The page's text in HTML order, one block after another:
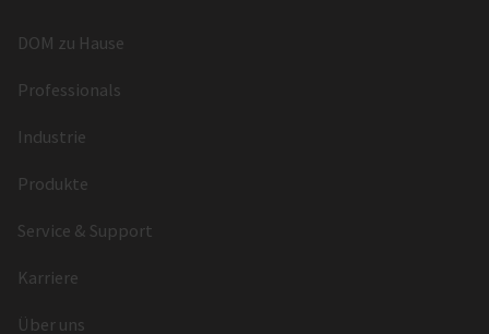
DOM zu Hause
Professionals
Industrie
Produkte
Service & Support
Karriere
Über uns